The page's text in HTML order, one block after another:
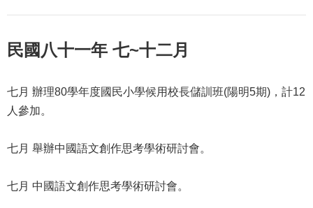
關
中
研
究
習
進
民國八十一年 七~十二月
七月 辦理80學年度國民小學候用校長儲訓班(陽明5期)，計12
人參加。
七月 舉辦中國語文創作思考學術研討會。
七月 中國語文創作思考學術研討會。